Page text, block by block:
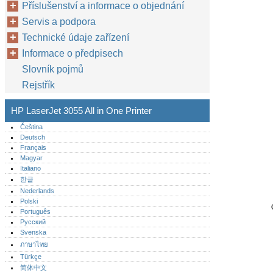
Příslušenství a informace o objednání
Servis a podpora
Technické údaje zařízení
Informace o předpisech
Slovník pojmů
Rejstřík
HP LaserJet 3055 All in One Printer
Čeština
Deutsch
Français
Magyar
Italiano
한글
Nederlands
Polski
Português‎
Русский
Svenska
ภาษาไทย
Türkçe
简体中文